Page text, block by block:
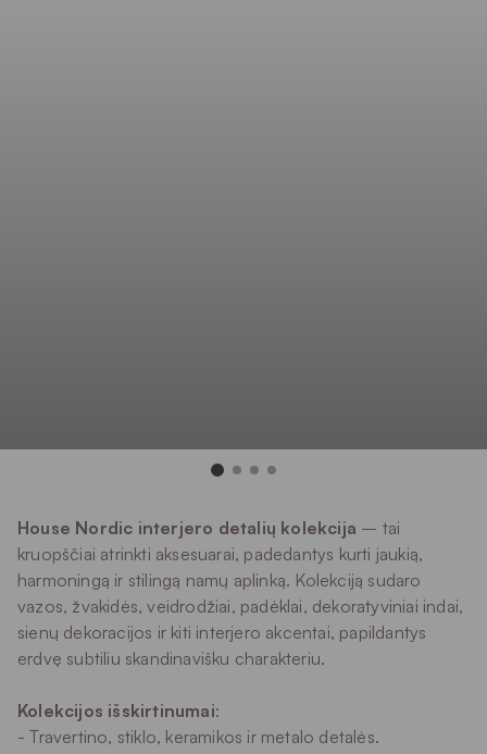
House Nordic interjero detalių kolekcija – tai
kruopščiai atrinkti aksesuarai, padedantys kurti jaukią,
harmoningą ir stilingą namų aplinką. Kolekciją sudaro
vazos, žvakidės, veidrodžiai, padėklai, dekoratyviniai indai,
sienų dekoracijos ir kiti interjero akcentai, papildantys
erdvę subtiliu skandinavišku charakteriu.
Kolekcijos išskirtinumai:
- Travertino, stiklo, keramikos ir metalo detalės.